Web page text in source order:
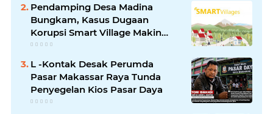
Pendamping Desa Madina
Bungkam, Kasus Dugaan
Korupsi Smart Village Makin
Jadi Sorotan
L -Kontak Desak Perumda
Pasar Makassar Raya Tunda
Penyegelan Kios Pasar Daya